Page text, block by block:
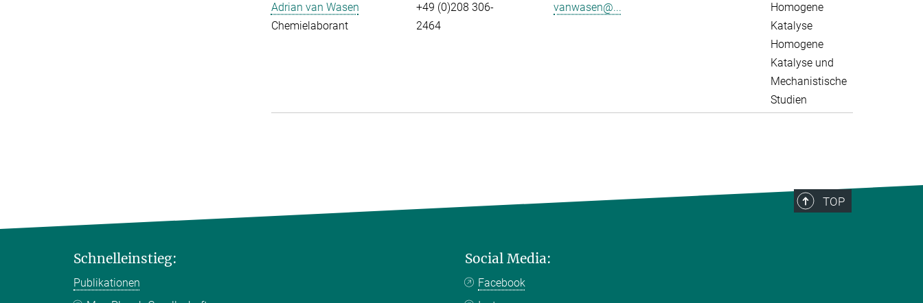
Adrian van Wasen
Chemielaborant
+49 (0)208 306-
2464
vanwasen@...
Homogene
Katalyse
Homogene
Katalyse und
Mechanistische
Studien
TOP
Schnelleinstieg:
Publikationen
Social Media:
Facebook